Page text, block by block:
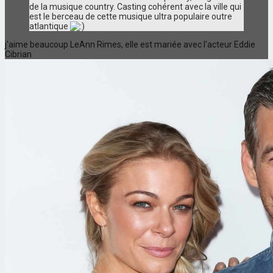
de la musique country. Casting cohérent avec la ville qui
est le berceau de cette musique ultra populaire outre
atlantique
j'aime beaucoup LeAnn Rimes, elle est mariée avec l'acteur Eddie
Cibrian